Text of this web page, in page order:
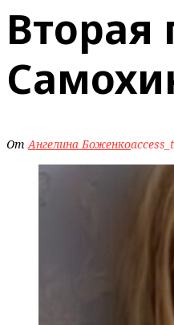
Вторая
ОтАнгелина Боженко